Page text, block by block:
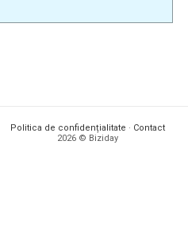
Politica de confidențialitate · Contact
2026 © Biziday